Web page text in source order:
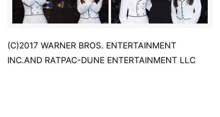
(C)2017 WARNER BROS. ENTERTAINMENT
INC.AND RATPAC-DUNE ENTERTAINMENT LLC